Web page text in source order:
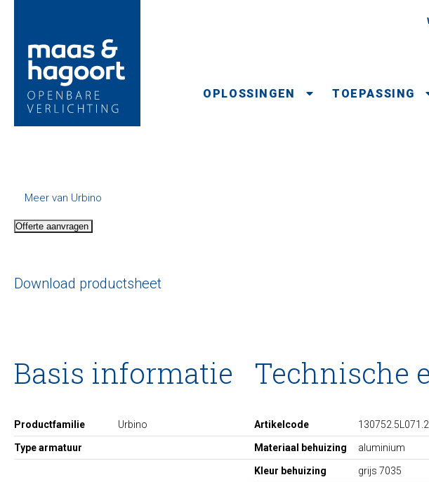
OPLOSSINGEN TOEPASSING
Meer van Urbino
Offerte aanvragen
Download productsheet
Basis informatie
Productfamilie Urbino
Type armatuur
Technische
Artikelcode
Materiaal behuizing aluminium
Kleur behuizing grijs 7035